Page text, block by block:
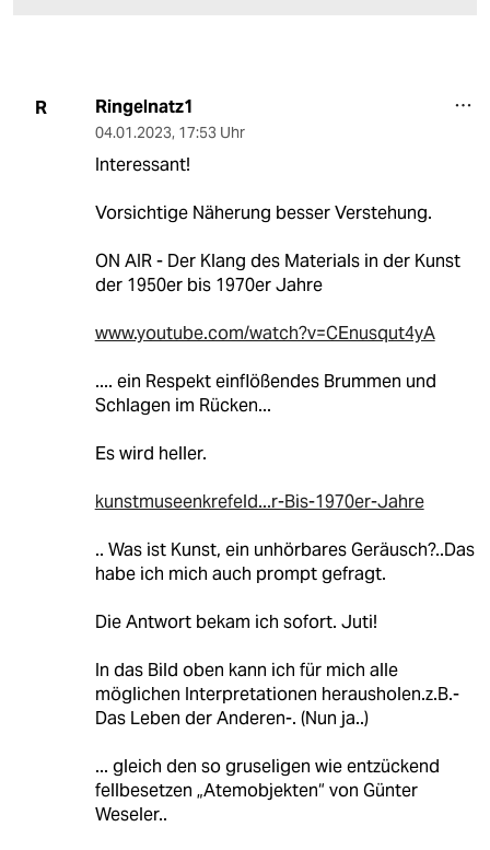
R Ringelnatz1
04.01.2023, 17:53 Uhr
Interessant!
Vorsichtige Näherung besser Verstehung.
ON AIR - Der Klang des Materials in der Kunst
der 1950er bis 1970er Jahre
www.youtube.com/watch?v=CEnusqut4yA
.... ein Respekt einflößendes Brummen und
Schlagen im Rücken...
Es wird heller.
kunstmuseenkrefeld...r-Bis-1970er-Jahre
.. Was ist Kunst, ein unhörbares Geräusch?..Das
habe ich mich auch prompt gefragt.
Die Antwort bekam ich sofort. Juti!
In das Bild oben kann ich für mich alle
möglichen Interpretationen herausholen.z.B.-
Das Leben der Anderen-. (Nun ja..)
... gleich den so gruseligen wie entzückend
fellbesetzen „Atemobjekten“ von Günter
Weseler..